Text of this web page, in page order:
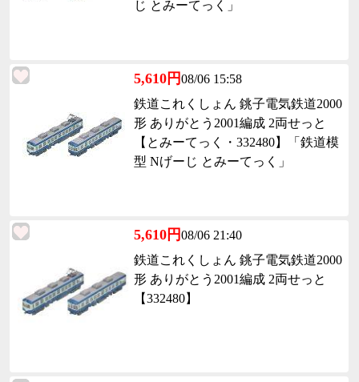
じ とみーてっく」
5,610円08/06 15:58
鉄道これくしょん 銚子電気鉄道2000
形 ありがとう2001編成 2両せっと
【とみーてっく・332480】「鉄道模
型 Nげーじ とみーてっく」
5,610円08/06 21:40
鉄道これくしょん 銚子電気鉄道2000
形 ありがとう2001編成 2両せっと
【332480】